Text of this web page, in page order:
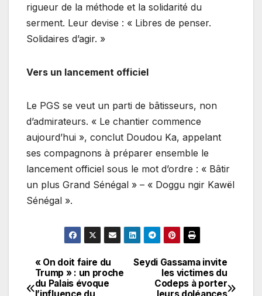
rigueur de la méthode et la solidarité du
serment. Leur devise : « Libres de penser.
Solidaires d’agir. »
Vers un lancement officiel
Le PGS se veut un parti de bâtisseurs, non
d’admirateurs. « Le chantier commence
aujourd’hui », conclut Doudou Ka, appelant
ses compagnons à préparer ensemble le
lancement officiel sous le mot d’ordre : « Bâtir
un plus Grand Sénégal » – « Doggu ngir Kawël
Sénégal ».
Navigation
Seydi Gassama invite
les victimes du
Codeps à porter
leurs doléances
« On doit faire du
Trump » : un proche
du Palais évoque
l’influence du